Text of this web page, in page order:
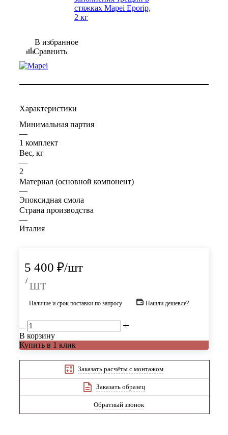
В избранное
Сравнить
Характеристики
Минимальная партия
—
1 комплект
Вес, кг
—
2
Материал (основной компонент)
—
Эпоксидная смола
Страна производства
—
Италия
5 400 ₽/шт
/ шт
Наличие и срок поставки по запросу Нашли дешевле?
В корзину
Купить в 1 клик
Заказать расчёты с монтажом
Заказать образец
Обратный звонок